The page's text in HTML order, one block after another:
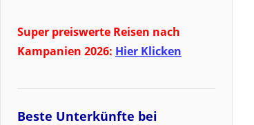
Super preiswerte Reisen nach
Kampanien 2026: Hier Klicken
Beste Unterkünfte bei